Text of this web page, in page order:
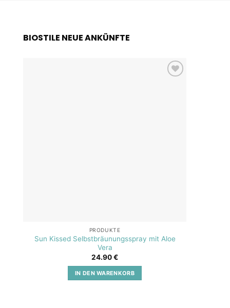
BIOSTILE NEUE ANKÜNFTE
PRODUKTE
Sun Kissed Selbstbräunungsspray mit Aloe
Vera
24.90€
IN DEN WARENKORB